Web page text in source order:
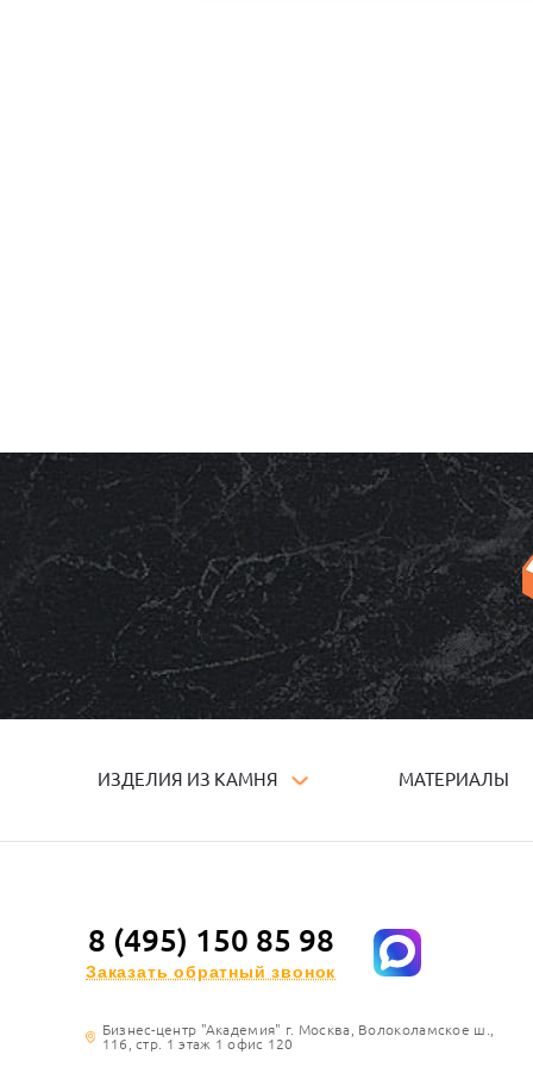
ИЗДЕЛИЯ ИЗ КАМНЯ МАТЕРИАЛЫ
8 (495) 150 85 98
Заказать обратный звонок
Бизнес-центр "Академия" г. Москва, Волоколамское ш.,
116, стр. 1 этаж 1 офис 120